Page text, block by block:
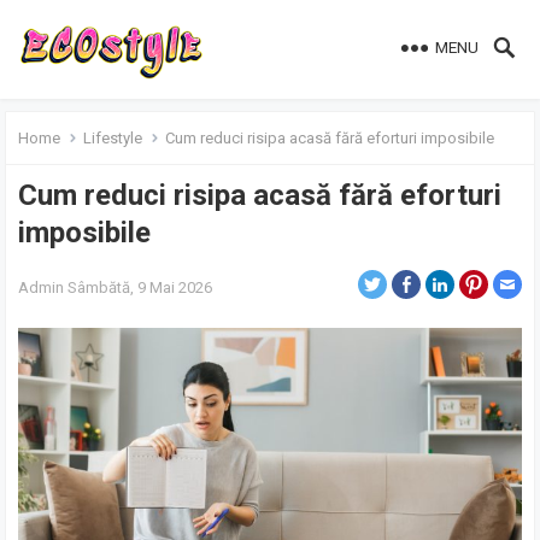
MENU
Home Lifestyle Cum reduci risipa acasă fără eforturi imposibile
Cum reduci risipa acasă fără eforturi
imposibile
Admin Sâmbătă, 9 Mai 2026